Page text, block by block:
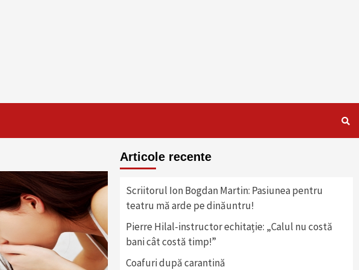
Articole recente
Scriitorul Ion Bogdan Martin: Pasiunea pentru
teatru mă arde pe dinăuntru!
Pierre Hilal-instructor echitație: „Calul nu costă
bani cât costă timp!”
Coafuri după carantină